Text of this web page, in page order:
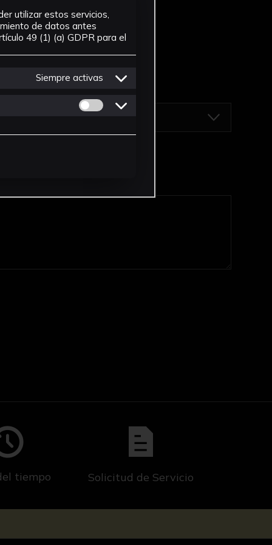
tiempo Solicitud de Servicio
utilizar estos servicios,
de datos antes
49 (1) (a) GDPR para el
Siempre activas
Permitir cookies de Personalizacion